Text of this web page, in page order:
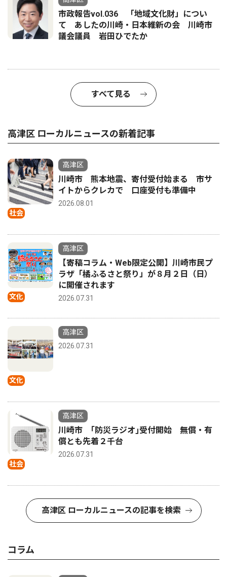
市政報告vol.036 「地域文化財」につい
て あしたの川崎・日本維新の会 川崎市
議会議員 岩田ひでたか
すべて見る
高津区 ローカルニュースの新着記事
社会
高津区
川崎市 熊本地震、寄付受付始まる 市サ
イトからクレカで 口座受付も準備中
2026.08.01
文化
高津区
【寄稿コラム・Web限定公開】川崎市民プ
ラザ「橘ふるさと祭り」が８月２日（日）
に開催されます
2026.07.31
文化
高津区
2026.07.31
社会
高津区
川崎市 ｢防災ラジオ｣受付開始 無償・有
償とも先着２千台
2026.07.31
高津区 ローカルニュースの記事を検索
コラム